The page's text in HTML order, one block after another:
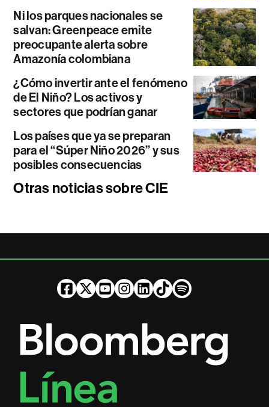
Ni los parques nacionales se
salvan: Greenpeace emite
preocupante alerta sobre
Amazonía colombiana
¿Cómo invertir ante el fenómeno
de El Niño? Los activos y
sectores que podrían ganar
Los países que ya se preparan
para el “Súper Niño 2026” y sus
posibles consecuencias
Otras noticias sobre CIE